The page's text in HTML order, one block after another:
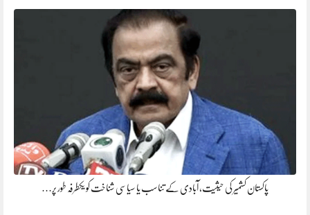
پاکستان کشمیر کی حیثیت، آبادی کے تناسب یا سیاسی شناخت کو یکطرفہ طور پر…